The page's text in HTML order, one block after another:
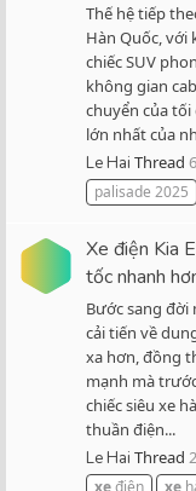
Thế hệ tiếp
Hàn Quốc, với
chiếc SUV
không gian
chuyển của tối
lớn nhất của
Le Hai Thread
palisade 2025
Xe điện Kia
tốc nhanh
Bước sang đời
cải tiến về
xa hơn, đồng
mạnh mà
chiếc siêu xe
thuần điện...
Le Hai Thread
xeđiện xe